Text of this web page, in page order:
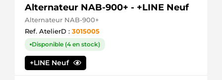
Alternateur NAB-900+ - +LINE Neuf
Alternateur NAB-900+
Ref. AtelierD : 3015005
Disponible (4 en stock)
+LINE Neuf